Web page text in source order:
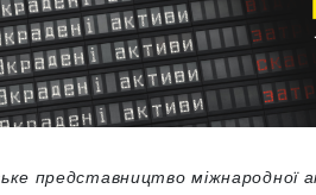
представництво міжнародної